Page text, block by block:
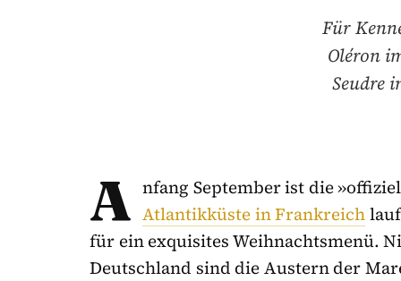
Für
Oléron
Seudre
A nfang September ist die
Atlantikküste in Frankreich
für ein exquisites Weihnachtsmenü.
Deutschland sind die Austern der